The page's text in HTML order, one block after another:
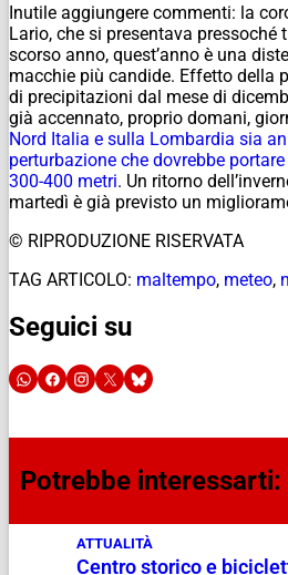
Inutile aggiungere commenti: la
Lario, che si presentava
scorso anno, quest’anno è una
macchie più candide. Effetto della
di precipitazioni dal mese di
già accennato, proprio domani,
Nord Italia e sulla Lombardia sia
perturbazione che dovrebbe
300-400 metri. Un ritorno
martedì è già previsto un
© RIPRODUZIONE RISERVATA
TAG ARTICOLO: maltempo, meteo,
Seguici su
Potrebbe interessarti:
ATTUALITÀ
Centro storico e